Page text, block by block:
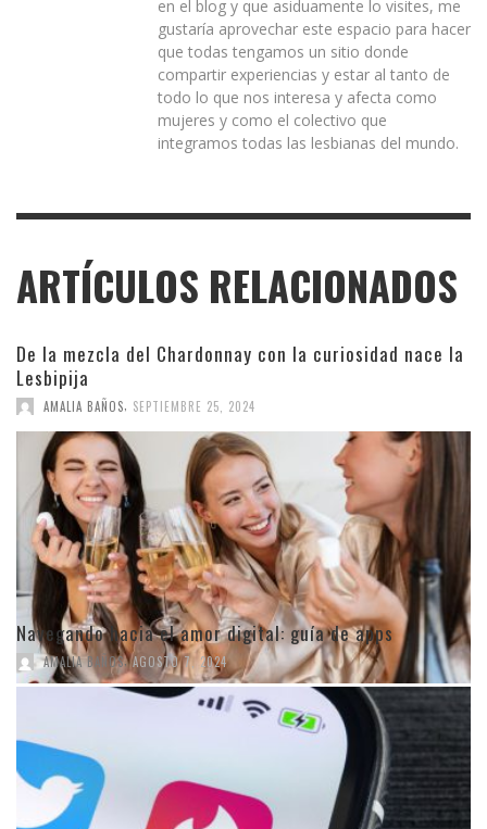
en el blog y que asiduamente lo visites, me
gustaría aprovechar este espacio para hacer
que todas tengamos un sitio donde
compartir experiencias y estar al tanto de
todo lo que nos interesa y afecta como
mujeres y como el colectivo que
integramos todas las lesbianas del mundo.
ARTÍCULOS RELACIONADOS
De la mezcla del Chardonnay con la curiosidad nace la
Lesbipija
AMALIA BAÑOS SEPTIEMBRE 25, 2024
Navegando hacia el amor digital: guía de apps
AMALIA BAÑOS, AGOSTO 7, 2024